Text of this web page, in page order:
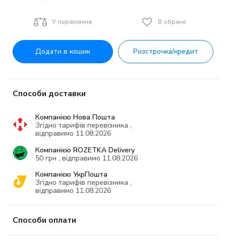
У порівняння В обране
Додати в кошик Розстрочка/кредит
Способи доставки
Компанією Нова Пошта
Згідно тарифів перевізника ,
відправимо 11.08.2026
Компанією ROZETKA Delivery
50 грн , відправимо 11.08.2026
Компанією УкрПошта
Згідно тарифів перевізника ,
відправимо 11.08.2026
Способи оплати